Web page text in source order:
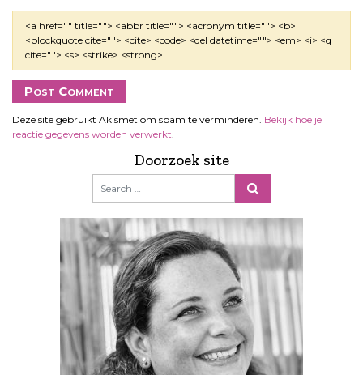
<a href="" title=""> <abbr title=""> <acronym title=""> <b>
<blockquote cite=""> <cite> <code> <del datetime=""> <em> <i> <q
cite=""> <s> <strike> <strong>
Deze site gebruikt Akismet om spam te verminderen. Bekijk hoe je
reactie gegevens worden verwerkt
Doorzoek site